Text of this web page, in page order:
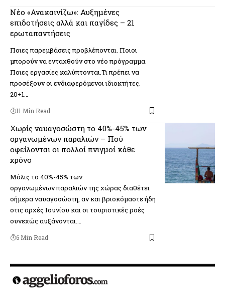
Νέο «Ανακαινίζω»: Αυξημένες
επιδοτήσεις αλλά και παγίδες – 21
ερωταπαντήσεις
Ποιες παρεμβάσεις προβλέπονται. Ποιοι
μπορούν να ενταχθούν στο νέο πρόγραμμα.
Ποιες εργασίες καλύπτονται.Τι πρέπει να
προσέξουν οι ενδιαφερόμενοι ιδιοκτήτες.
20+1…
11 Min Read
Χωρίς ναυαγοσώστη το 40%-45% των
οργανωμένων παραλιών – Πού
οφείλονται οι πολλοί πνιγμοί κάθε
χρόνο
Μόλις το 40%-45% των
οργανωμένων παραλιών της χώρας διαθέτει
σήμερα ναυαγοσώστη, αν και βρισκόμαστε ήδη
στις αρχές Ιουνίου και οι τουριστικές ροές
συνεχώς αυξάνονται.…
6 Min Read